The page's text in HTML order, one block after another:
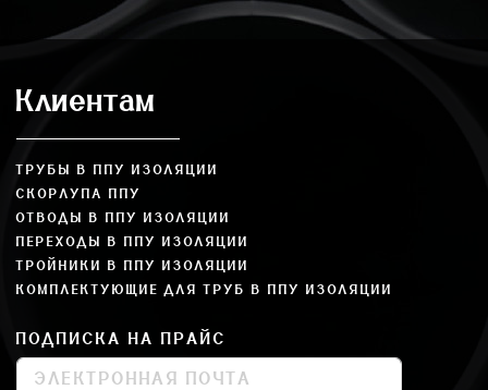
Клиентам
ТРУБЫ В ППУ ИЗОЛЯЦИИ
СКОРЛУПА ППУ
ОТВОДЫ В ППУ ИЗОЛЯЦИИ
ПЕРЕХОДЫ В ППУ ИЗОЛЯЦИИ
ТРОЙНИКИ В ППУ ИЗОЛЯЦИИ
КОМПЛЕКТУЮЩИЕ ДЛЯ ТРУБ В ППУ ИЗОЛЯЦИИ
ПОДПИСКА НА ПРАЙС